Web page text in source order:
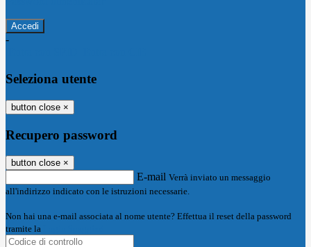
-
Seleziona utente
button close ×
Recupero password
button close ×
E-mail Verrà inviato un messaggio
all'indirizzo indicato con le istruzioni necessarie.
Non hai una e-mail associata al nome utente? Effettua il reset della password
tramite la